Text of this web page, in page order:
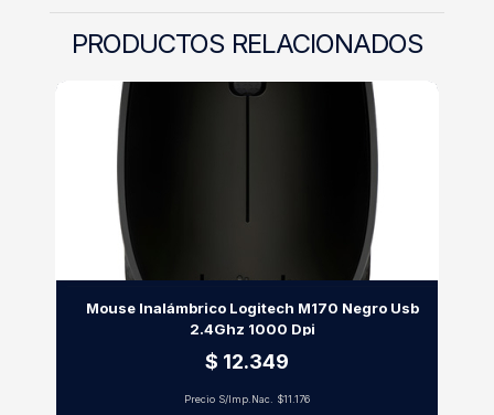
PRODUCTOS RELACIONADOS
Mouse Inalámbrico Logitech M170 Negro Usb
2.4Ghz 1000 Dpi
$ 12.349
Precio S/Imp.Nac. $11.176